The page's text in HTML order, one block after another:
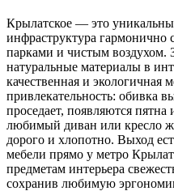
Крылатское — это
инфраструктура гармонично
парками и чистым воздухом.
натуральные материалы в
качественная и экологичная
привлекательность: обивка
проседает, появляются
любимый диван или кресло
дорого и хлопотно. Выход
мебели прямо у метро
предметам интерьера
сохранив любимую